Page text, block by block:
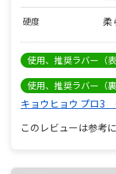
硬度 柔
使用、推奨ラバー（表
使用、推奨ラバー（裏
キョウヒョウ プロ3
このレビューは参考